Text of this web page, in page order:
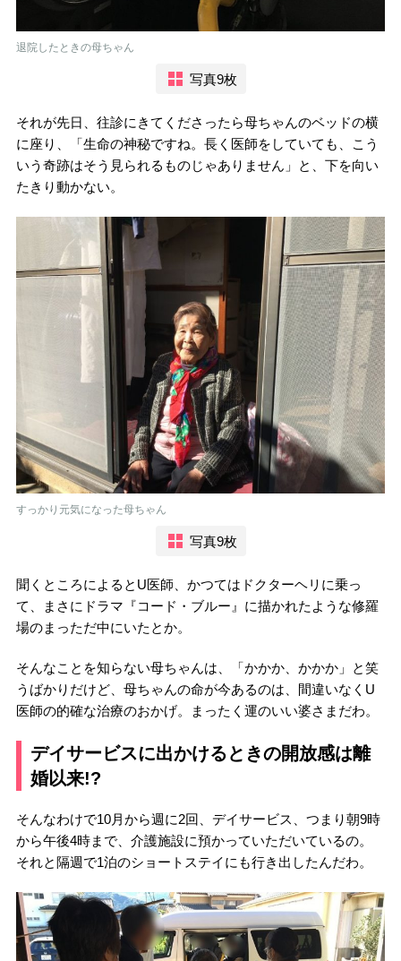
退院したときの母ちゃん
写真9枚
それが先日、往診にきてくださったら母ちゃんのベッドの横
に座り、「生命の神秘ですね。長く医師をしていても、こう
いう奇跡はそう見られるものじゃありません」と、下を向い
たきり動かない。
すっかり元気になった母ちゃん
写真9枚
聞くところによるとU医師、かつてはドクターヘリに乗っ
て、まさにドラマ『コード・ブルー』に描かれたような修羅
場のまっただ中にいたとか。
そんなことを知らない母ちゃんは、「かかか、かかか」と笑
うばかりだけど、母ちゃんの命が今あるのは、間違いなくU
医師の的確な治療のおかげ。まったく運のいい婆さまだわ。
デイサービスに出かけるときの開放感は離
婚以来!?
そんなわけで10月から週に2回、デイサービス、つまり朝9時
から午後4時まで、介護施設に預かっていただいているの。
それと隔週で1泊のショートステイにも行き出したんだわ。